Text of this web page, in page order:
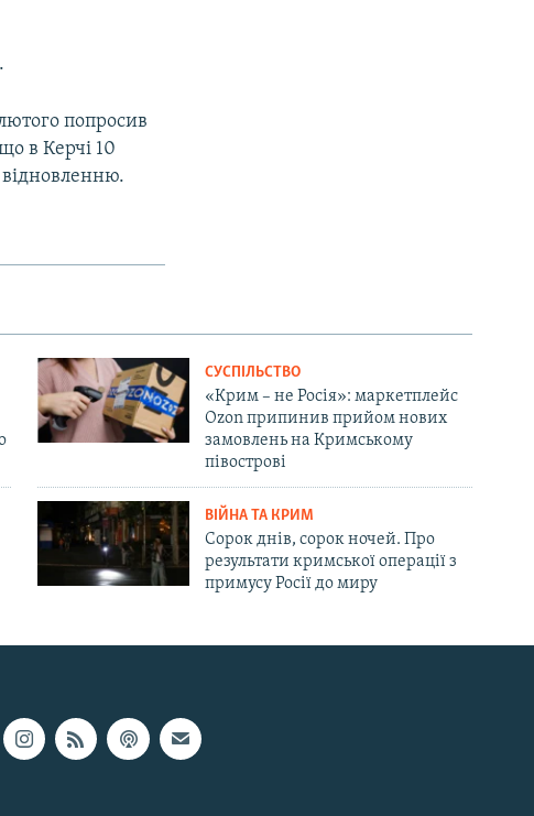
попросив
в Керчі 10
відновленню.
СУСПІЛЬСТВО
«Крим – не Росія»: маркетплейс
Ozon припинив прийом нових
замовлень на Кримському
півострові
ВІЙНА ТА КРИМ
Сорок днів, сорок ночей. Про
результати кримської операції з
примусу Росії до миру